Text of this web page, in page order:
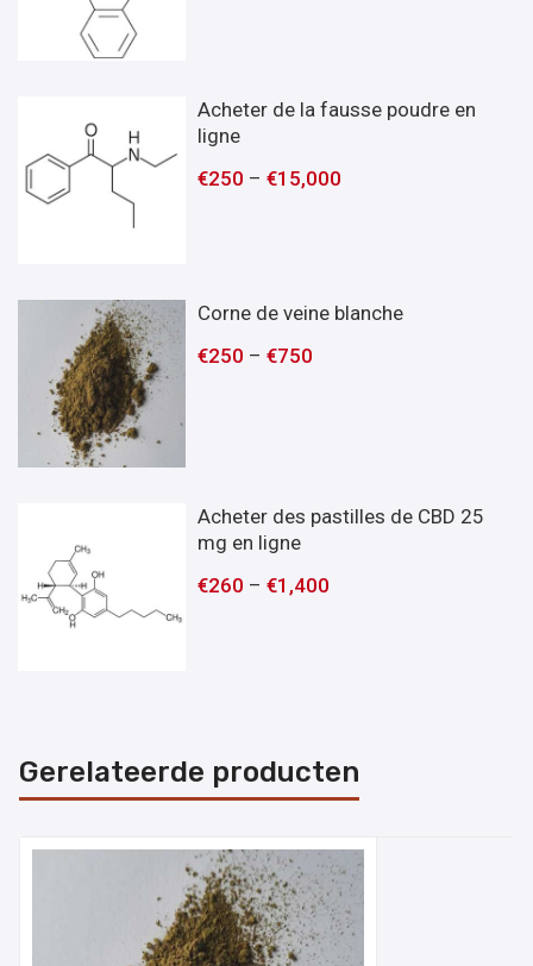
Acheter de la fausse poudre en
ligne
€250 –€15,000
Corne de veine blanche
€250 –€750
Acheter des pastilles de CBD 25
mg en ligne
€260 –€1,400
Gerelateerde producten